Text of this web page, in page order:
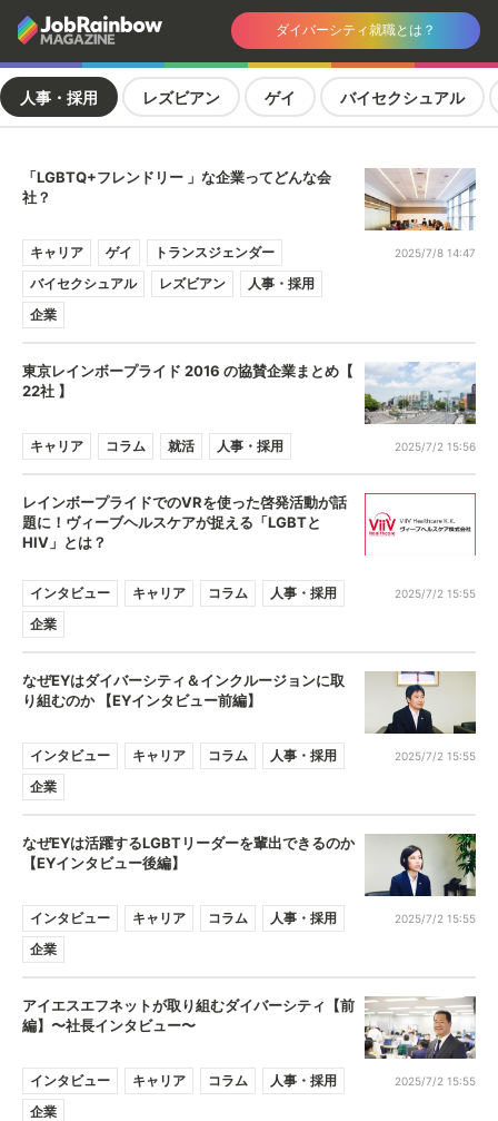
ダイバーシティ就職とは？
人事・採用 レズビアン ゲイ バイセクシュアル
「LGBTQ+フレンドリー 」な企業ってどんな会
社？
キャリア ゲイ
トランスジェンダー
バイセクシュアル
レズビアン
人事・採用
企業
2025/7/8 14:47
東京レインボープライド 2016 の協賛企業まとめ【
22社 】
キャリア コラム 就活 人事・採用 2025/7/2 15:56
レインボープライドでのVRを使った啓発活動が話
題に！ヴィーブヘルスケアが捉える「LGBTと
HIV」とは？
インタビュー キャリア コラム
人事・採用
企業
2025/7/2 15:55
なぜEYはダイバーシティ＆インクルージョンに取
り組むのか 【EYインタビュー前編】
インタビュー キャリア コラム
人事・採用
企業
2025/7/2 15:55
なぜEYは活躍するLGBTリーダーを輩出できるのか
【EYインタビュー後編】
インタビュー キャリア コラム
人事・採用
企業
2025/7/2 15:55
アイエスエフネットが取り組むダイバーシティ【前
編】〜社長インタビュー〜
インタビュー キャリア コラム
人事・採用
企業
2025/7/2 15:55